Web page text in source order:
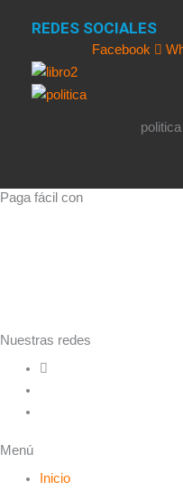
REDES SOCIALES
Facebook
Paga fácil con
Nuestras redes
Menú
Inicio